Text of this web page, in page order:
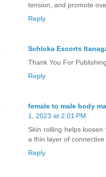
tension, and promote
Reply
Schloka Escorts
Thank You For
Reply
female to male body
1, 2023 at 2:01 PM
Skin rolling helps
a thin layer of
Reply